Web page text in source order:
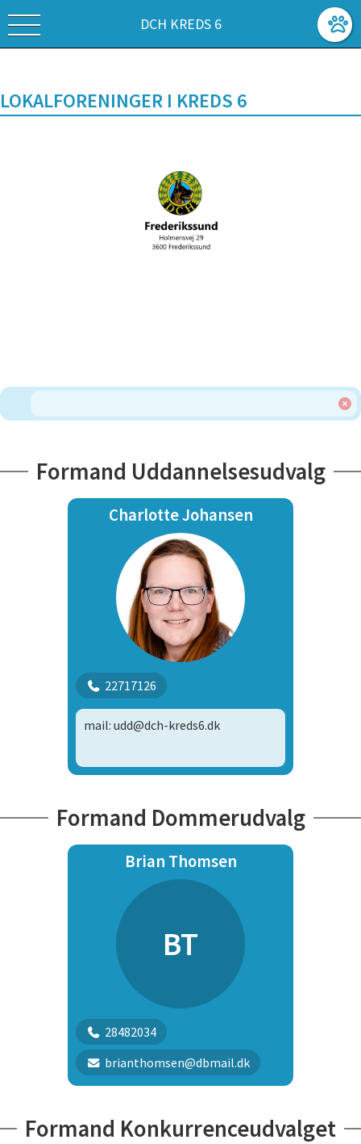
DCH KREDS 6
LOKALFORENINGER I KREDS 6
Formand Uddannelsesudvalg
Charlotte Johansen
22717126
mail: udd@dch-kreds6.dk
Formand Dommerudvalg
Brian Thomsen
BT
28482034
brianthomsen@dbmail.dk
Formand Konkurrenceudvalget